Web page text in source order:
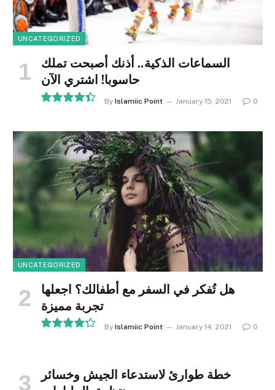
UNCATEGORIZED
السماعات الذكية.. أذنك أصبحت تملك
حاسوبا! اشتري الآن
By Islamiic Point January 15, 2021 0
UNCATEGORIZED
هل تُفكر في السفر مع أطفالك؟ اجعلها
تجربة مميزة
By Islamiic Point January 14, 2021 0
خطة طوارئ لاستدعاء الجيش وخسائر